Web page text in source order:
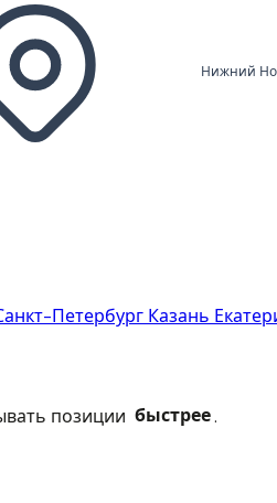
Нижний
Петербург Казань
позиции быстрее.